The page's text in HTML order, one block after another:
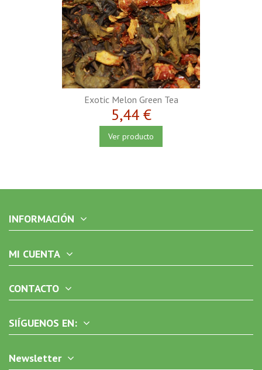
Exotic Melon Green Tea
5,44 €
Ver producto
INFORMACIÓN
MI CUENTA
CONTACTO
SIÍGUENOS EN:
Newsletter